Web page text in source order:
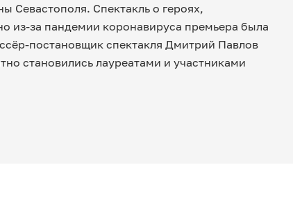
Севастополя. Спектакль о героях,
из-за пандемии коронавируса премьера была
постановщик спектакля Дмитрий Павлов
становились лауреатами и участниками